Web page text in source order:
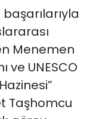
Menemen
ve UNESCO
Taşhomcu